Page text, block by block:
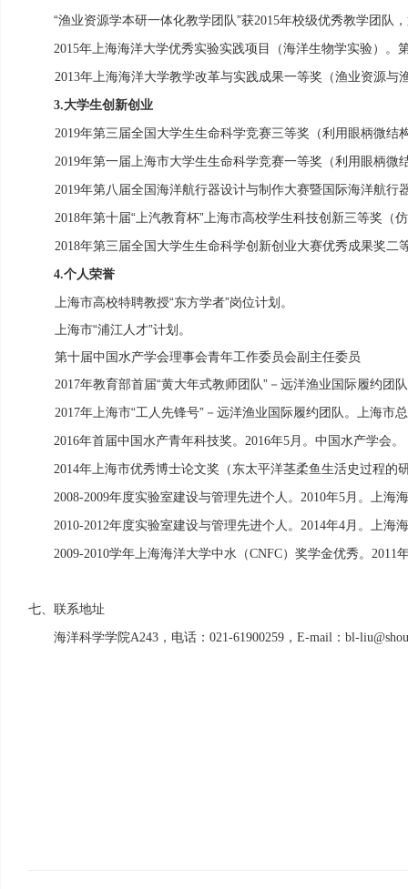
“渔业资源学本研一体化教学团队”获2015年校级优秀教学团队
2015年上海海洋大学优秀实验实践项目（海洋生物学实验）。
2013年上海海洋大学教学改革与实践成果一等奖（渔业资源与
3.大学生创新创业
2019年第三届全国大学生生命科学竞赛三等奖（利用眼柄微结
2019年第一届上海市大学生生命科学竞赛一等奖（利用眼柄微
2019年第八届全国海洋航行器设计与制作大赛暨国际海洋航
2018年第十届“上汽教育杯”上海市高校学生科技创新三等奖（
2018年第三届全国大学生生命科学创新创业大赛优秀成果奖
4.个人荣誉
上海市高校特聘教授“东方学者”岗位计划。
上海市“浦江人才”计划。
第十届中国水产学会理事会青年工作委员会副主任委员
2017年教育部首届“黄大年式教师团队”－远洋渔业国际履约团
2017年上海市“工人先锋号”－远洋渔业国际履约团队。上海市
2016年首届中国水产青年科技奖。 2016年5 月。中国水产学会。
2014年上海市优秀博士论文奖（东太平洋茎柔鱼生活史过程的
2008-2009年度实验室建设与管理先进个人。 2010年5 月。上海
2010-2012年度实验室建设与管理先进个人。 2014年4 月。上海
2009-2010学年上海海洋大学中水（CNFC）奖学金优秀。 2011
七、 联系地址
海洋科学学院A243 ，电话： 021-61900259 ， E-mail ： bl-